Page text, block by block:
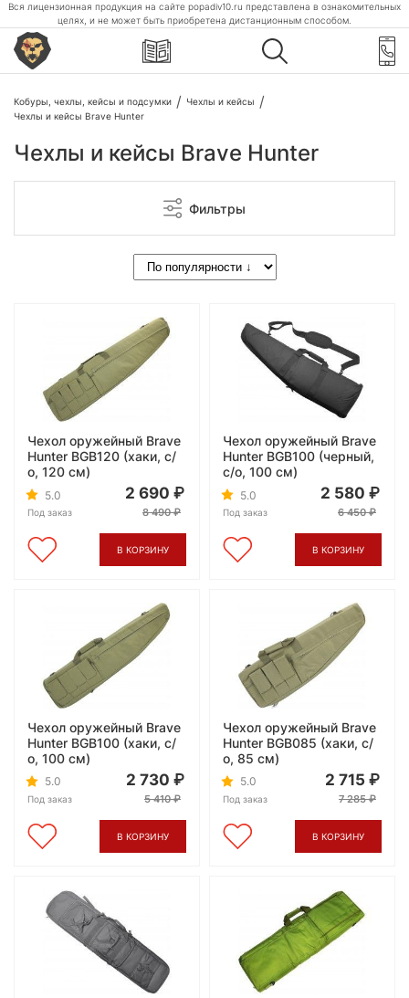
Вся лицензионная продукция на сайте popadiv10.ru представлена в ознакомительных
целях, и не может быть приобретена дистанционным способом.
Кобуры, чехлы, кейсы и подсумки
Чехлы и кейсы
Чехлы и кейсы Brave Hunter
Чехлы и кейсы Brave Hunter
Фильтры
Чехол оружейный Brave
Hunter BGB120 (хаки, с/
о, 120 см)
5.0
Под заказ
2 690
8 490
В КОРЗИНУ
Чехол оружейный Brave
Hunter BGB100 (черный,
с/о, 100 см)
5.0
Под заказ
2 580
6 450
В КОРЗИНУ
Чехол оружейный Brave
Hunter BGB100 (хаки, с/
о, 100 см)
5.0
Под заказ
2 730
5 410
В КОРЗИНУ
Чехол оружейный Brave
Hunter BGB085 (хаки, с/
о, 85 см)
5.0
Под заказ
2 715
7 285
В КОРЗИНУ